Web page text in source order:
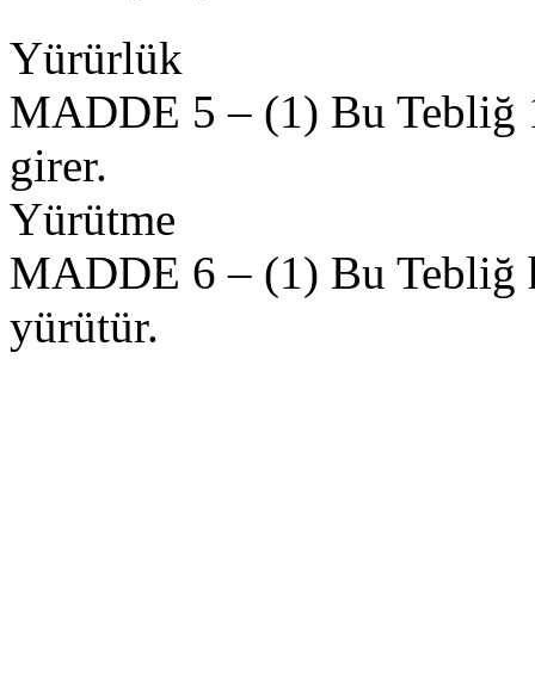
Yürürlük
MADDE 5 – (1) Bu Tebliğ
girer.
Yürütme
MADDE 6 – (1) Bu Tebliğ
yürütür.